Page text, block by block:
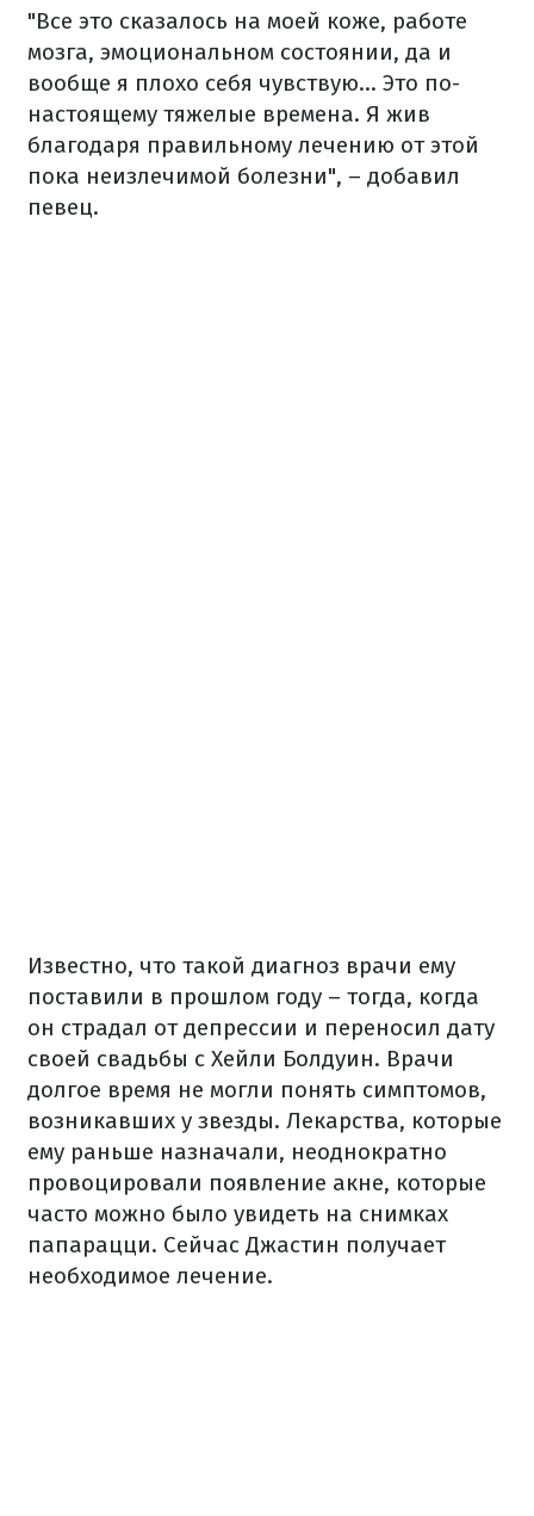
"Все это сказалось на моей коже, работе
мозга, эмоциональном состоянии, да и
вообще я плохо себя чувствую... Это по-
настоящему тяжелые времена. Я жив
благодаря правильному лечению от этой
пока неизлечимой болезни", – добавил
певец.
Известно, что такой диагноз врачи ему
поставили в прошлом году – тогда, когда
он страдал от депрессии и переносил дату
своей свадьбы с Хейли Болдуин. Врачи
долгое время не могли понять симптомов,
возникавших у звезды. Лекарства, которые
ему раньше назначали, неоднократно
провоцировали появление акне, которые
часто можно было увидеть на снимках
папарацци. Сейчас Джастин получает
необходимое лечение.